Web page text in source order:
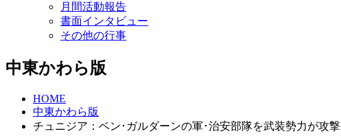
月間活動報告
書面インタビュー
その他の行事
中東かわら版
HOME
中東かわら版
チュニジア：ベン･ガルダーンの軍･治安部隊を武装勢力が攻撃